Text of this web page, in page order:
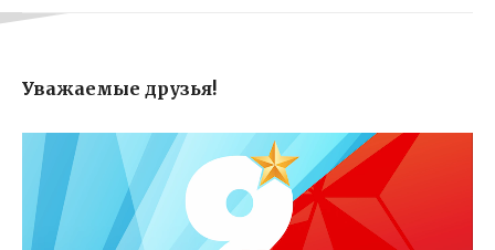
Уважаемые друзья!